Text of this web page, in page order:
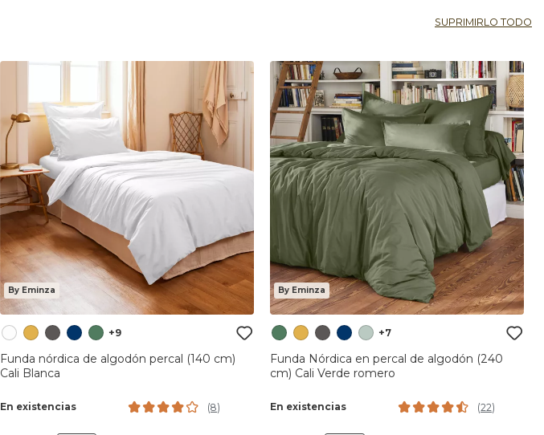
SUPRIMIRLO TODO
By Eminza
+9
Funda nórdica de algodón percal (140 cm)
Cali Blanca
En existencias (8)
By Eminza
+7
Funda Nórdica en percal de algodón (240
cm) Cali Verde romero
En existencias (22)